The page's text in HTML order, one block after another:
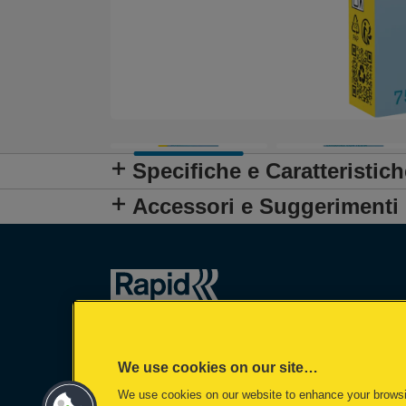
Specifiche e
Accessori e Suggerimenti
We use cookies on our site…
We use cookies on our website to enhance your